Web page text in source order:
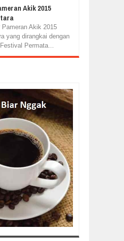
Akik 2015
Akik 2015
yang dirangkai dengan
Permata...